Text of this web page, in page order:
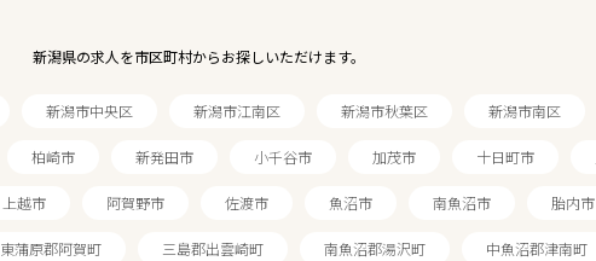
新潟県の求人を市区町村からお探しいただけます。
新潟市中央区 新潟市江南区 新潟市秋葉区 新潟市南区
柏崎市 新発田市 小千谷市 加茂市 十日町市
上越市 阿賀野市 佐渡市 魚沼市 南魚沼市 胎内市
東蒲原郡阿賀町 三島郡出雲崎町 南魚沼郡湯沢町 中魚沼郡津南町